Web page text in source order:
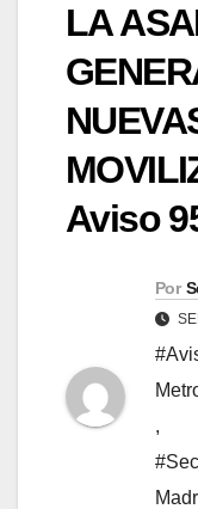
LA
Aviso
Por
,